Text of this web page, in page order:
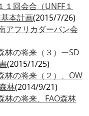
回会合（UNFF１
本計画(2015/7/26)
アフリカダーバン会
林の将来（３）ーSD
(2015/1/25)
林の将来（２）、OW
林(2014/9/21)
林の将来、FAO森林